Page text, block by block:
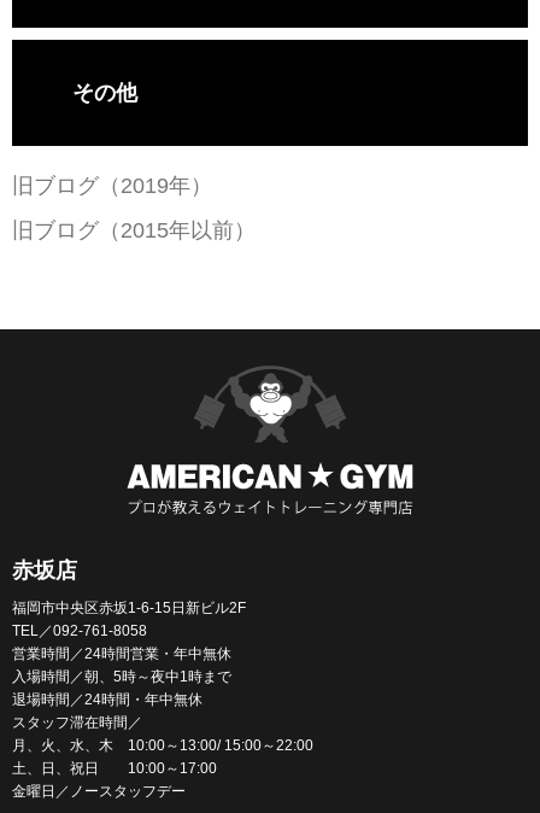
その他
旧ブログ（2019年）
旧ブログ（2015年以前）
赤坂店
福岡市中央区赤坂1-6-15日新ビル2F
TEL／092-761-8058
営業時間／24時間営業・年中無休
入場時間／朝、5時～夜中1時まで
退場時間／24時間・年中無休
スタッフ滞在時間／
月、火、水、木 10:00～13:00/ 15:00～22:00
土、日、祝日 10:00～17:00
金曜日／ノースタッフデー